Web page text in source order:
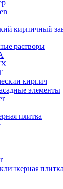
кирпичный
растворы
кирпич
элементы
плитка
плитка